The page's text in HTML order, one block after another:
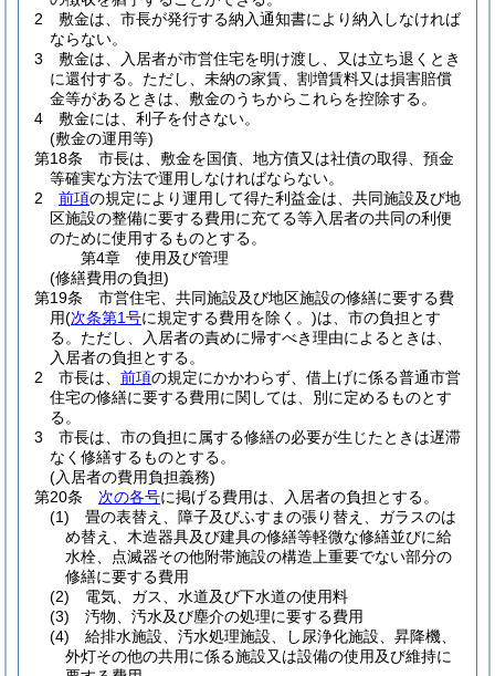
2
敷金は、市長が発行する納入通知書により納入しなければ
ならない。
3
敷金は、入居者が市営住宅を明け渡し、又は立ち退くとき
に還付する。 ただし、未納の家賃、割増賃料又は損害賠償
金等があるときは、敷金のうちからこれらを控除する。
4
敷金には、利子を付さない。
(敷金の運用等)
第18条
市長は、敷金を国債、地方債又は社債の取得、預金
等確実な方法で運用しなければならない。
2
前項の規定により運用して得た利益金は、共同施設及び地
区施設の整備に要する費用に充てる等入居者の共同の利便
のために使用するものとする。
第4章
使用及び管理
(修繕費用の負担)
第19条
市営住宅、共同施設及び地区施設の修繕に要する費
用(次条第1号に規定する費用を除く。)は、市の負担とす
る。 ただし、入居者の責めに帰すべき理由によるときは、
入居者の負担とする。
2
市長は、 前項の規定にかかわらず、借上げに係る普通市営
住宅の修繕に要する費用に関しては、別に定めるものとす
る。
3
市長は、市の負担に属する修繕の必要が生じたときは遅滞
なく修繕するものとする。
(入居者の費用負担義務)
第20条
次の各号に掲げる費用は、入居者の負担とする。
(1)
畳の表替え、障子及びふすまの張り替え、ガラスのは
め替え、木造器具及び建具の修繕等軽微な修繕並びに給
水栓、点滅器その他附帯施設の構造上重要でない部分の
修繕に要する費用
(2)
電気、ガス、水道及び下水道の使用料
(3)
汚物、汚水及び塵介の処理に要する費用
(4)
給排水施設、汚水処理施設、し尿浄化施設、昇降機、
外灯その他の共用に係る施設又は設備の使用及び維持に